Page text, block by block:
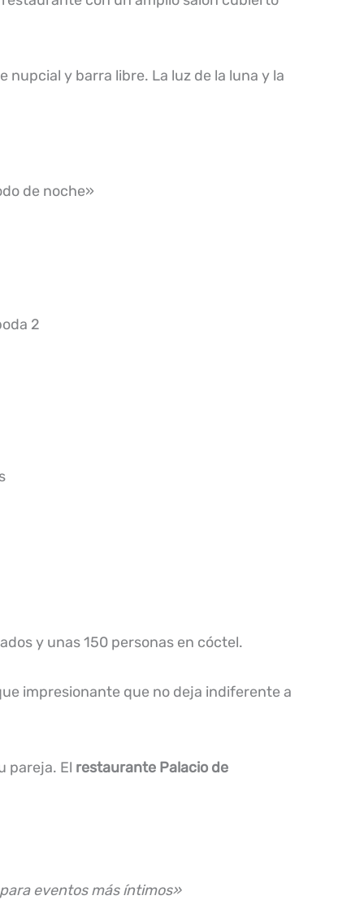
nupcial y barra libre. La luz de la luna y la
de noche»
y unas 150 personas en cóctel.
impresionante que no deja indiferente a
pareja. El restaurante Palacio de
eventos más íntimos»